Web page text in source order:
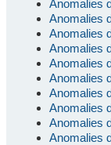
Anomalies
Anomalies
Anomalies
Anomalies
Anomalies
Anomalies
Anomalies
Anomalies
Anomalies
Anomalies